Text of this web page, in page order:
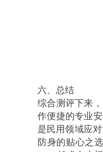
六、总结
综合测评下来
作便捷的专业
是民用领域应
防身的贴心之